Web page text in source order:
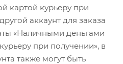
картой курьеру при
аккаунт для заказа
«Наличными деньгами
при получении», в
также могут быть